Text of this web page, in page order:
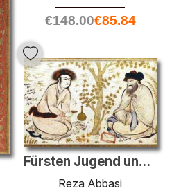
€148.00€85.84
Fürsten Jugend und Derwisch (zugeschrieben)
Reza Abbasi